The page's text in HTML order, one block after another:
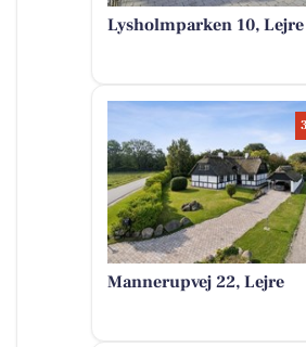
Lysholmparken 10, Lejre
Mannerupvej 22, Lejre